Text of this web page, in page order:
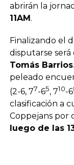
abrirán la
11AM.
Finalizando el
disputarse será
Tomás Barrios
peleado
(2-6, 77-65, 710-6
clasificación a
Coppejans por
luego de las